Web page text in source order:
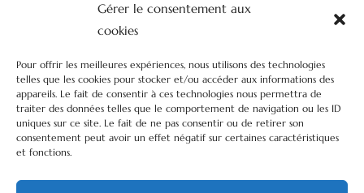
Gérer le consentement aux
cookies
Pour offrir les meilleures expériences, nous utilisons des technologies
telles que les cookies pour stocker et/ou accéder aux informations des
appareils. Le fait de consentir à ces technologies nous permettra de
traiter des données telles que le comportement de navigation ou les ID
uniques sur ce site. Le fait de ne pas consentir ou de retirer son
consentement peut avoir un effet négatif sur certaines caractéristiques
et fonctions.